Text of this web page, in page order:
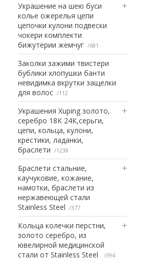
Украшение на шею буси
колье ожерелья цепи
цепочки кулони подвески
чокери комплекти
бижутерии жемчуг
681
Заколки зажими твистери
бублики хлопушки банти
невидимка вкрутки защелки
для волос
112
Украшения Xuping золото,
серебро 18К 24К,серьги,
цепи, кольца, кулони,
крестики, ладанки,
браслети
1238
Браслети стальние,
каучуковие, кожание,
намотки, браслети из
нержавеющей стали
Stainless Steel
377
Кольца колечки перстни,
золото серебро, из
ювелирной медицинской
стали от Stainless Steel
394